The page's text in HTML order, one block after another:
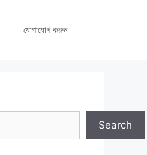
যোগাযোগ করুন
Search